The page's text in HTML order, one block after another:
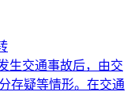
生交通事故后，由交
存疑等情形。在交通